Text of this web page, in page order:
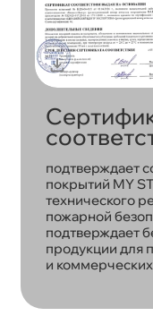
подтверждает
покрытий MY
технического
пожарной
подтверждает
продукции для
и